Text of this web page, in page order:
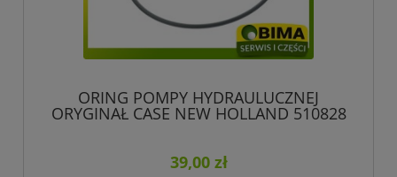
ORING POMPY HYDRAULUCZNEJ
ORYGINAŁ CASE NEW HOLLAND 510828
39,00 zł